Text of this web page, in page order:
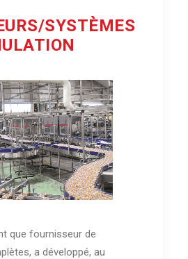
SYSTÈMES
que fournisseur de
a développé, au